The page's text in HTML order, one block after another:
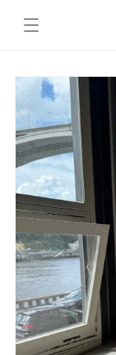
para o
conteúdo
informação
do produto